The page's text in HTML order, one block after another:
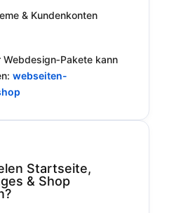
& Kundenkonten
Webdesign‑Pakete kann
webseiten-
Startseite,
& Shop